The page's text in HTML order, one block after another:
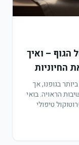
– ואיך
החיוניות
בגופנו, אך
הראויה. בואי
טיפולי